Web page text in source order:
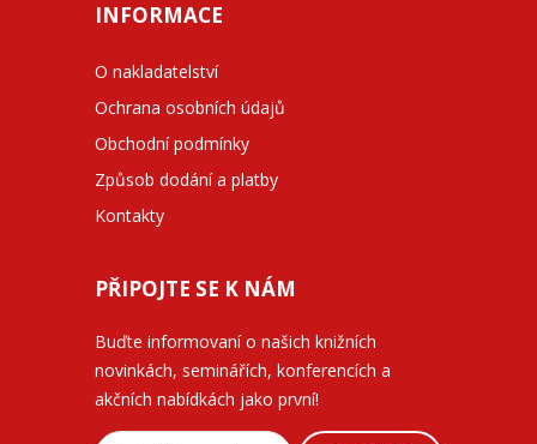
INFORMACE
O nakladatelství
Ochrana osobních údajů
Obchodní podmínky
Způsob dodání a platby
Kontakty
PŘIPOJTE SE K NÁM
Buďte informovaní o našich knižních
novinkách, seminářích, konferencích a
akčních nabídkách jako první!